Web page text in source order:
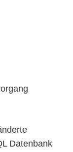
Datenbank